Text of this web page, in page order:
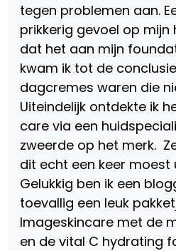
tegen problemen aan.
prikkerig gevoel op mijn
dat het aan mijn
kwam ik tot de
dagcremes waren die
Uiteindelijk ontdekte ik
care via een
zweerde op het merk.
dit echt een keer moest
Gelukkig ben ik een
toevallig een leuk
Imageskincare met de
en de vital C hydrating